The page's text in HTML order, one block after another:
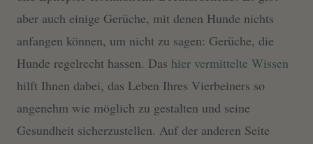
aber auch einige Gerüche, mit denen Hunde nichts
anfangen können, um nicht zu sagen: Gerüche, die
Hunde regelrecht hassen. Das hier vermittelte Wissen
hilft Ihnen dabei, das Leben Ihres Vierbeiners so
angenehm wie möglich zu gestalten und seine
Gesundheit sicherzustellen. Auf der anderen Seite